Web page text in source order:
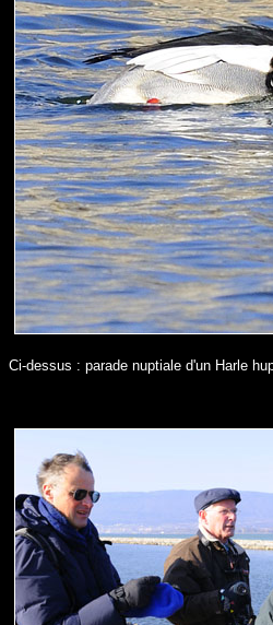
Ci-dessus : parade nuptiale d'un Harle